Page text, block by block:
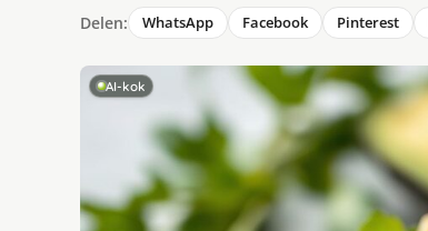
Delen: WhatsApp Facebook Pinterest
AI-kok